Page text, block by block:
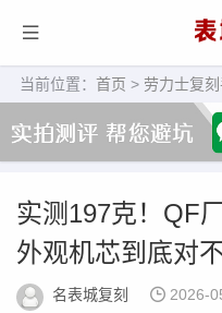
当前位置： 首页 > 劳力士复
实测197克！QF
外观机芯到底对不
名表城复刻 2026-